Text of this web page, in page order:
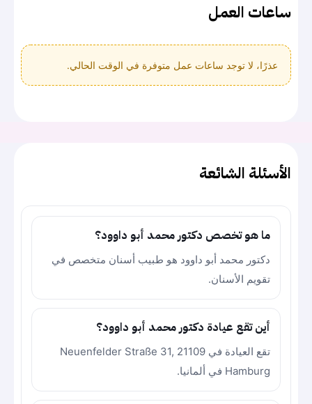
ساعات العمل
عذرًا، لا توجد ساعات عمل متوفرة في الوقت الحالي.
الأسئلة الشائعة
ما هو تخصص دكتور محمد أبو داوود؟
دكتور محمد أبو داوود هو طبيب أسنان متخصص في
تقويم الأسنان.
أين تقع عيادة دكتور محمد أبو داوود؟
تقع العيادة في Neuenfelder Straße 31, 21109
Hamburg في ألمانيا.